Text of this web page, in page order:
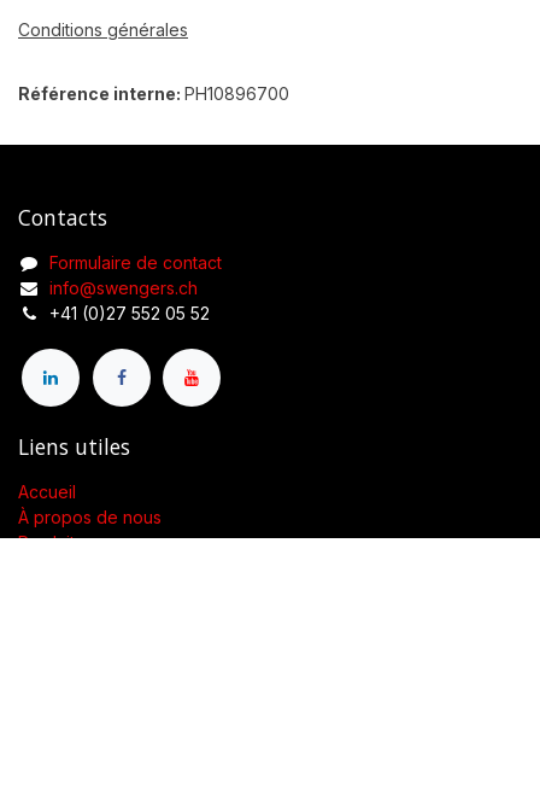
Conditions générales
Référence interne: PH10896700
Contacts
Formulaire de contact
info@swengers.ch
+41 (0)27 552 05 52
Liens utiles
Accueil
À propos de nous
Produits